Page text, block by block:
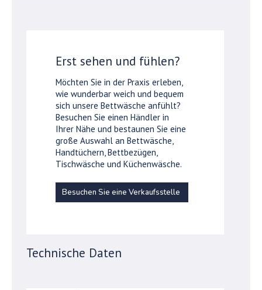
Erst sehen und fühlen?
Möchten Sie in der Praxis erleben,
wie wunderbar weich und bequem
sich unsere Bettwäsche anfühlt?
Besuchen Sie einen Händler in
Ihrer Nähe und bestaunen Sie eine
große Auswahl an Bettwäsche,
Handtüchern, Bettbezügen,
Tischwäsche und Küchenwäsche.
Besuchen Sie eine Verkaufsstelle
Technische Daten